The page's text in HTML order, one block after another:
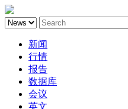
新闻
行情
报告
数据库
会议
英文